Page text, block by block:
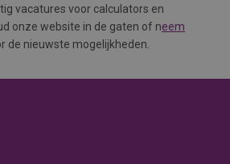
vacatures voor calculators en
onze website in de gaten of neem
de nieuwste mogelijkheden.